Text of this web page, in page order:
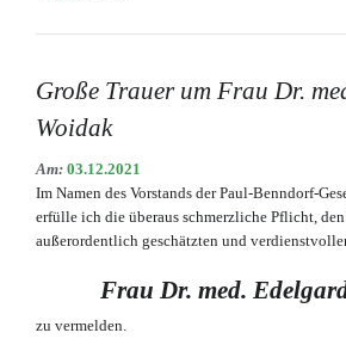
der
Große Trauer um Frau Dr.
Woidak
Am: 03.12.2021
Im Namen des Vorstands der Paul-Benndorf-
erfülle ich die überaus schmerzliche Pflicht, den
außerordentlich geschätzten und
Frau Dr. med.
zu vermelden.